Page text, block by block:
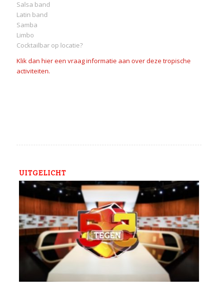
Salsa band
Latin band
Samba
Limbo
Cocktailbar op locatie?
Klik dan hier een vraag informatie aan over deze tropische
activiteiten.
UITGELICHT